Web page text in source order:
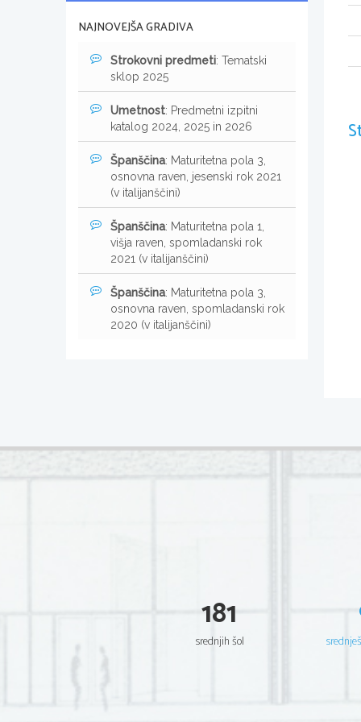
NAJNOVEJŠA GRADIVA
Strokovni predmeti: Tematski
sklop 2025
Umetnost: Predmetni izpitni
katalog 2024, 2025 in 2026
Španščina: Maturitetna pola 3,
osnovna raven, jesenski rok 2021
(v italijanščini)
Španščina: Maturitetna pola 1,
višja raven, spomladanski rok
2021 (v italijanščini)
Španščina: Maturitetna pola 3,
osnovna raven, spomladanski rok
2020 (v italijanščini)
181
srednjih šol